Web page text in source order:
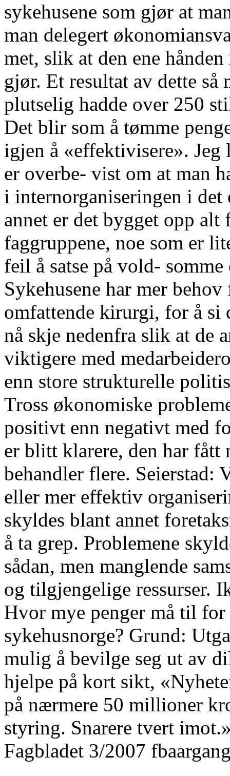
sykehusene som gjør at
man delegert
met, slik at den ene
gjør. Et resultat av dette så
plutselig hadde over 250
Det blir som å tømme
igjen å «effektivisere».
er overbe- vist om at man
i internorganiseringen i det
annet er det bygget opp
faggruppene, noe som er
feil å satse på vold-
Sykehusene har mer
omfattende kirurgi, for å
nå skje nedenfra slik at de
viktigere med
enn store strukturelle
Tross økonomiske
positivt enn negativt med
er blitt klarere, den har fått
behandler flere. Seierstad:
eller mer effektiv
skyldes blant annet
å ta grep. Problemene
sådan, men manglende
og tilgjengelige ressurser.
Hvor mye penger må til
sykehusnorge? Grund:
mulig å bevilge seg ut av
hjelpe på kort sikt,
på nærmere 50 millioner
styring. Snarere tvert
Fagbladet 3/2007